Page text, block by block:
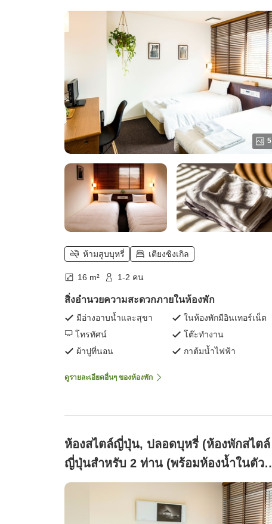
5
ห้ามสูบบุหรี่ เตียงซิงเกิล
16 m² 1-2 คน
สิ่งอำนวยความสะดวกภายในห้องพัก
มีอ่างอาบน้ำและสุขา
ในห้องพักมีอินเทอร์เน็ต
โทรทัศน์
โต๊ะทำงาน
ผ้าปูที่นอน
กาต้มน้ำไฟฟ้า
ดูรายละเอียดอื่นๆ ของห้องพัก
ห้องสไตล์ญี่ปุ่น, ปลอดบุหรี่ (ห้องพักสไตล์
ญี่ปุ่นสำหรับ 2 ท่าน (พร้อมห้องน้ำในตัว)
และ Wi-Fi ฟรี)